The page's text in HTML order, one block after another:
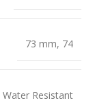
73 mm, 74
Water Resistant